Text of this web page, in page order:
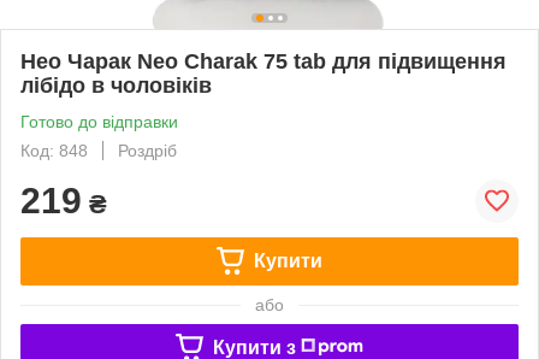
Нео Чарак Neo Charak 75 tab для підвищення
лібідо в чоловіків
Готово до відправки
Код: 848
Роздріб
219 ₴
Купити
або
Купити з